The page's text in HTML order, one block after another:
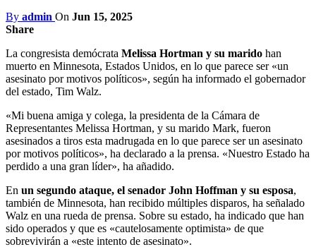
By admin On Jun 15, 2025
Share
La congresista demócrata Melissa Hortman y su marido han
muerto en Minnesota, Estados Unidos, en lo que parece ser «un
asesinato por motivos políticos», según ha informado el gobernador
del estado, Tim Walz.
«Mi buena amiga y colega, la presidenta de la Cámara de
Representantes Melissa Hortman, y su marido Mark, fueron
asesinados a tiros esta madrugada en lo que parece ser un asesinato
por motivos políticos», ha declarado a la prensa. «Nuestro Estado ha
perdido a una gran líder», ha añadido.
En un segundo ataque, el senador John Hoffman y su esposa,
también de Minnesota, han recibido múltiples disparos, ha señalado
Walz en una rueda de prensa. Sobre su estado, ha indicado que han
sido operados y que es «cautelosamente optimista» de que
sobrevivirán a «este intento de asesinato».